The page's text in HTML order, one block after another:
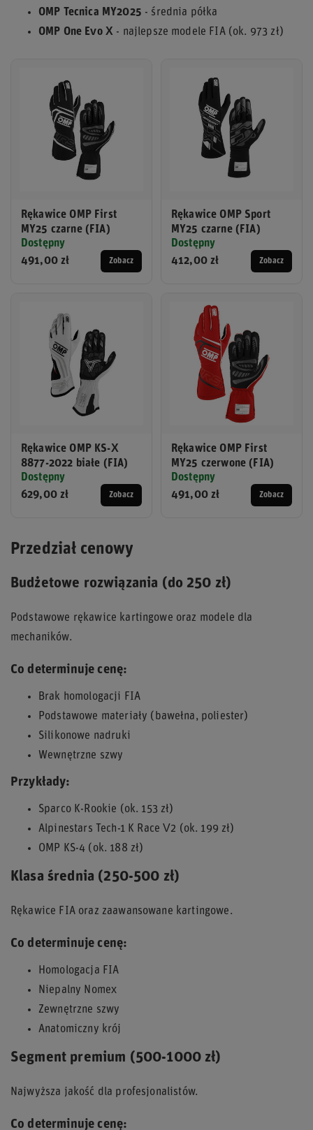
OMP Tecnica MY2025 - średnia półka
OMP One Evo X - najlepsze modele FIA (ok. 973 zł)
Rękawice OMP First
MY25 czarne (FIA)
Dostępny
491,00 zł
Zobacz
Rękawice OMP Sport
MY25 czarne (FIA)
Dostępny
412,00 zł
Zobacz
Rękawice OMP KS-X
8877-2022 białe (FIA)
Dostępny
629,00 zł
Zobacz
Rękawice OMP First
MY25 czerwone (FIA)
Dostępny
491,00 zł
Zobacz
Przedział cenowy
Budżetowe rozwiązania (do 250 zł)
Podstawowe rękawice kartingowe oraz modele dla
mechaników.
Co determinuje cenę:
Brak homologacji FIA
Podstawowe materiały (bawełna, poliester)
Silikonowe nadruki
Wewnętrzne szwy
Przykłady:
Sparco K-Rookie (ok. 153 zł)
Alpinestars Tech-1 K Race V2 (ok. 199 zł)
OMP KS-4 (ok. 188 zł)
Klasa średnia (250-500 zł)
Rękawice FIA oraz zaawansowane kartingowe.
Co determinuje cenę:
Homologacja FIA
Niepalny Nomex
Zewnętrzne szwy
Anatomiczny krój
Segment premium (500-1000 zł)
Najwyższa jakość dla profesjonalistów.
Co determinuje cenę: